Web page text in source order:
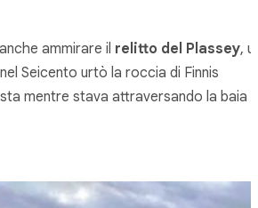
ammirare il relitto del Plassey,
Seicento urtò la roccia di Finnis
mentre stava attraversando la baia